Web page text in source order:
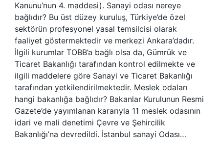
Kanunu’nun 4. maddesi). Sanayi odası nereye
bağlıdır? Bu üst düzey kuruluş, Türkiye’de özel
sektörün profesyonel yasal temsilcisi olarak
faaliyet göstermektedir ve merkezi Ankara’dadır.
İlgili kurumlar TOBB’a bağlı olsa da, Gümrük ve
Ticaret Bakanlığı tarafından kontrol edilmekte ve
ilgili maddelere göre Sanayi ve Ticaret Bakanlığı
tarafından yetkilendirilmektedir. Meslek odaları
hangi bakanlığa bağlıdır? Bakanlar Kurulunun Resmi
Gazete’de yayımlanan kararıyla 11 meslek odasının
idari ve mali denetimi Çevre ve Şehircilik
Bakanlığı’na devredildi. İstanbul sanayi Odası…